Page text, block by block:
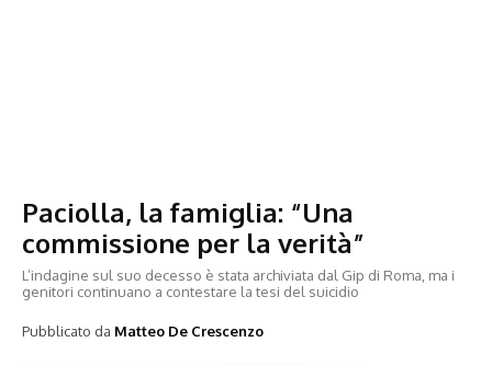
Paciolla, la famiglia: “Una
commissione per la verità”
L’indagine sul suo decesso è stata archiviata dal Gip di Roma, ma i
genitori continuano a contestare la tesi del suicidio
Pubblicato da Matteo De Crescenzo